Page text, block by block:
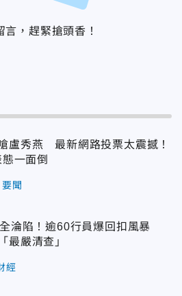
言，趕緊搶頭香！
盧秀燕 最新網路投票太震撼！
一面倒
要聞
淪陷！逾60行員爆回扣風暴
最嚴清查」
經